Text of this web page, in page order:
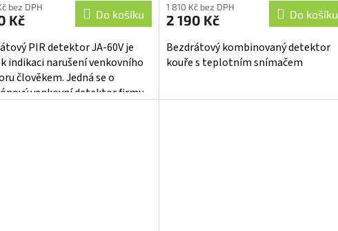
bez DPH
Kč Do košíku
PIR detektor JA-60V je
indikaci narušení venkovního
člověkem. Jedná se o
venkovní detektor firmy
produktu
je
5,0
z
1 810 Kč bez DPH
2 190 Kč Do košíku
Bezdrátový kombinovaný detektor
kouře s teplotním snímačem